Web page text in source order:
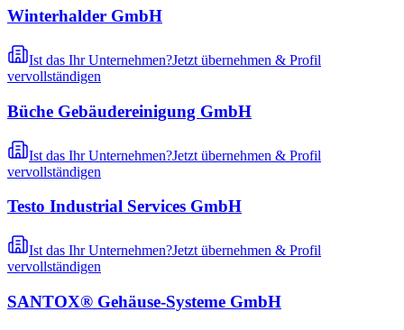
Winterhalder GmbH
Ist das Ihr Unternehmen?Jetzt übernehmen & Profil
vervollständigen
Büche Gebäudereinigung GmbH
Ist das Ihr Unternehmen?Jetzt übernehmen & Profil
vervollständigen
Testo Industrial Services GmbH
Ist das Ihr Unternehmen?Jetzt übernehmen & Profil
vervollständigen
SANTOX® Gehäuse-Systeme GmbH